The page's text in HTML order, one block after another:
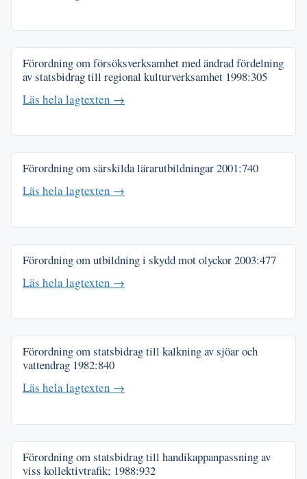
Förordning om försöksverksamhet med ändrad fördelning
av statsbidrag till regional kulturverksamhet 1998:305
Läs hela lagtexten →
Förordning om särskilda lärarutbildningar2001:740
Läs hela lagtexten →
Förordning om utbildning i skydd mot olyckor2003:477
Läs hela lagtexten →
Förordning om statsbidrag till kalkning av sjöar och
vattendrag 1982:840
Läs hela lagtexten →
Förordning om statsbidrag till handikappanpassning av
viss kollektivtrafik; 1988:932